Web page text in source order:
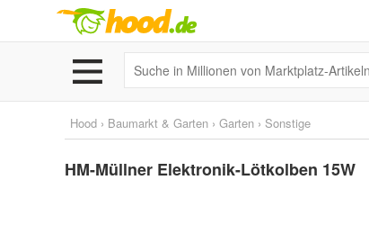
Hood › Baumarkt & Garten › Garten › Sonstige
HM-Müllner Elektronik-Lötkolben 15W